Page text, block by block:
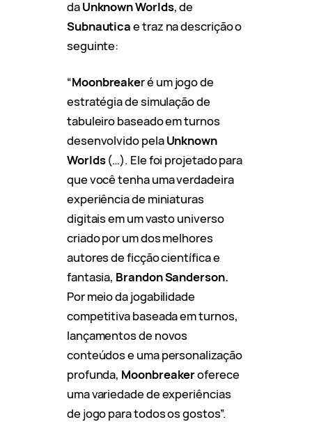
daUnknown Worlds, de
Subnauticae traz na descrição o
seguinte:
“Moonbreaker é um jogo de
estratégia de simulação de
tabuleiro baseado em turnos
desenvolvido pelaUnknown
Worlds(…). Ele foi projetado para
que você tenha uma verdadeira
experiência de miniaturas
digitais em um vasto universo
criado por um dos melhores
autores de ficção científica e
fantasia, Brandon Sanderson.
Por meio da jogabilidade
competitiva baseada em turnos,
lançamentos de novos
conteúdos e uma personalização
profunda, Moonbreakeroferece
uma variedade de experiências
de jogo para todos os gostos”.